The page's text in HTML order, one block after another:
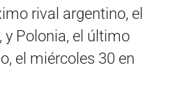
rival argentino, el
y Polonia, el último
el miércoles 30 en